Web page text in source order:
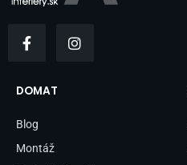
a
b
o
k
-
n
DOMAT
Blog
Montáž